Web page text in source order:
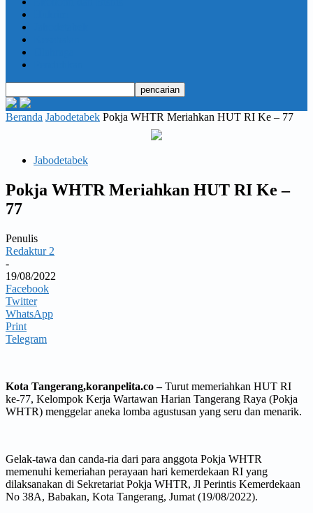
Beranda Jabodetabek Pokja WHTR Meriahkan HUT RI Ke – 77
Jabodetabek
Pokja WHTR Meriahkan HUT RI Ke –
77
Penulis
Redaktur 2
-
19/08/2022
Facebook
Twitter
WhatsApp
Print
Telegram
Kota Tangerang,koranpelita.co –Turut memeriahkan HUT RI
ke-77, Kelompok Kerja Wartawan Harian Tangerang Raya (Pokja
WHTR) menggelar aneka lomba agustusan yang seru dan menarik.
Gelak-tawa dan canda-ria dari para anggota Pokja WHTR
memenuhi kemeriahan perayaan hari kemerdekaan RI yang
dilaksanakan di Sekretariat Pokja WHTR, Jl Perintis Kemerdekaan
No 38A, Babakan, Kota Tangerang, Jumat (19/08/2022).